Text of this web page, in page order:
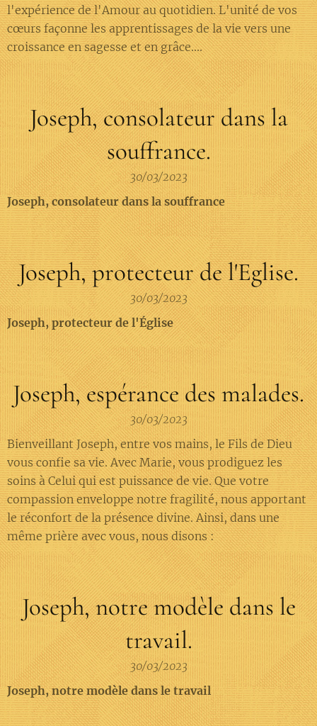
l'expérience de l'Amour au quotidien. L'unité de vos
cœurs façonne les apprentissages de la vie vers une
croissance en sagesse et en grâce....
Joseph, consolateur dans la
souffrance.
30/03/2023
Joseph, consolateur dans la souffrance
Joseph, protecteur de l'Eglise.
30/03/2023
Joseph, protecteur de l'Église
Joseph, espérance des malades.
30/03/2023
Bienveillant Joseph, entre vos mains, le Fils de Dieu
vous confie sa vie. Avec Marie, vous prodiguez les
soins à Celui qui est puissance de vie. Que votre
compassion enveloppe notre fragilité, nous apportant
le réconfort de la présence divine. Ainsi, dans une
même prière avec vous, nous disons :
Joseph, notre modèle dans le
travail.
30/03/2023
Joseph, notre modèle dans le travail